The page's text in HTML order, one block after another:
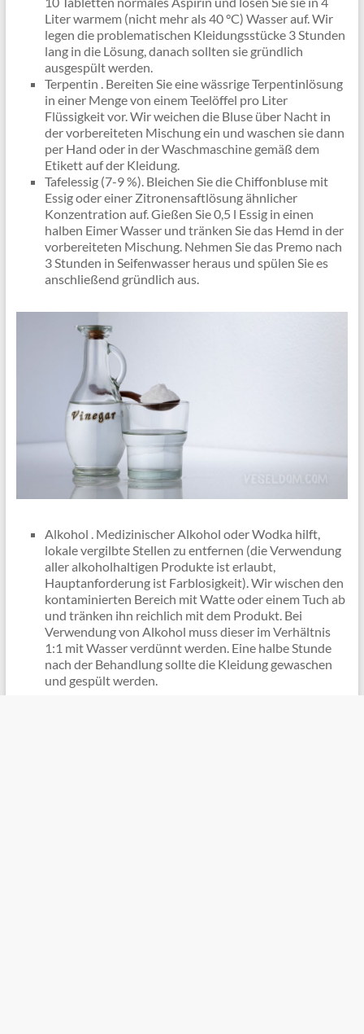
Liter warmem (nicht mehr als 40 °C) Wasser auf. Wir
legen die problematischen Kleidungsstücke 3 Stunden
lang in die Lösung, danach sollten sie gründlich
ausgespült werden.
Terpentin . Bereiten Sie eine wässrige Terpentinlösung
in einer Menge von einem Teelöffel pro Liter
Flüssigkeit vor. Wir weichen die Bluse über Nacht in
der vorbereiteten Mischung ein und waschen sie dann
per Hand oder in der Waschmaschine gemäß dem
Etikett auf der Kleidung.
Tafelessig (7-9 %). Bleichen Sie die Chiffonbluse mit
Essig oder einer Zitronensaftlösung ähnlicher
Konzentration auf. Gießen Sie 0,5 l Essig in einen
halben Eimer Wasser und tränken Sie das Hemd in der
vorbereiteten Mischung. Nehmen Sie das Premo nach
3 Stunden in Seifenwasser heraus und spülen Sie es
anschließend gründlich aus.
Alkohol . Medizinischer Alkohol oder Wodka hilft,
lokale vergilbte Stellen zu entfernen (die Verwendung
aller alkoholhaltigen Produkte ist erlaubt,
Hauptanforderung ist Farblosigkeit). Wir wischen den
kontaminierten Bereich mit Watte oder einem Tuch ab
und tränken ihn reichlich mit dem Produkt. Bei
Verwendung von Alkohol muss dieser im Verhältnis
1:1 mit Wasser verdünnt werden. Eine halbe Stunde
nach der Behandlung sollte die Kleidung gewaschen
und gespült werden.